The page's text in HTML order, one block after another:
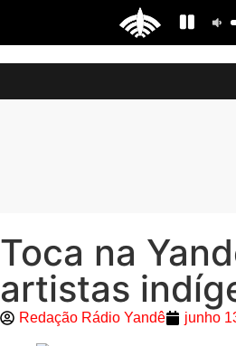
Toca na
artistas
Redação Rádio Yandê junho